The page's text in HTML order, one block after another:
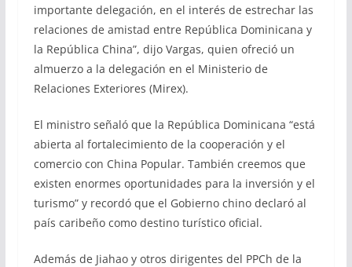
importante delegación, en el interés de estrechar las
relaciones de amistad entre República Dominicana y
la República China”, dijo Vargas, quien ofreció un
almuerzo a la delegación en el Ministerio de
Relaciones Exteriores (Mirex).
El ministro señaló que la República Dominicana “está
abierta al fortalecimiento de la cooperación y el
comercio con China Popular. También creemos que
existen enormes oportunidades para la inversión y el
turismo” y recordó que el Gobierno chino declaró al
país caribeño como destino turístico oficial.
Además de Jiahao y otros dirigentes del PPCh de la